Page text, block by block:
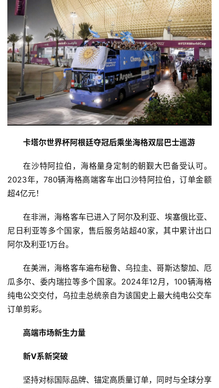
教
育
专
题
汽
车
新
卡塔尔世界杯阿根廷夺冠后乘坐海格双层巴士巡游
在沙特阿拉伯，海格量身定制的朝觐大巴备受认可。
2023年，780辆海格高端客车出口沙特阿拉伯，订单金额
超4亿元！
在非洲，海格客车已进入了阿尔及利亚、埃塞俄比亚、
尼日利亚等多个国家，售后服务站超40家，其中累计出口
阿尔及利亚1万台。
在美洲，海格客车遍布秘鲁、乌拉圭、哥斯达黎加、厄
瓜多尔、委内瑞拉等多个国家。2024年12月，100辆海格
纯电公交交付，乌拉圭总统亲自为该国史上最大纯电公交车
订单剪彩。
高端市场新生力量
新V系新突破
坚持对标国际品牌、锚定高质量订单，同时与全球分享